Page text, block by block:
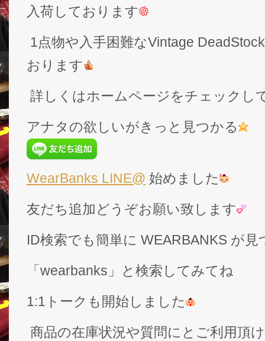
入荷しております
1点物や入手困難なVintage
おります
詳しくはホームページをチェックし
アナタの欲しいがきっと見つかる
WearBanks LINE@ 始めました
友だち追加どうぞお願い致します
ID検索でも簡単に WEARBANKS が
「wearbanks」と検索してみてね
1:1トークも開始しました
商品の在庫状況や質問にとご利用頂